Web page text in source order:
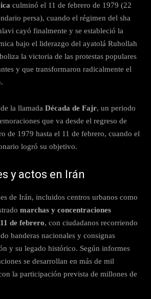
culminó el 11 de febrero de 1979 (22
persa), cuando el régimen del sha
cayó finalmente y se estableció la
bajo el liderazgo del ayatolá Ruhollah
la victoria de las protestas populares
y que transformaron radicalmente el
la llamada Década de Fajr, un periodo
que va desde el regreso de
de 1979 hasta el 11 de febrero, cuando el
logró su objetivo.
y actos en Irán
de Irán, incluidos centros urbanos como
marchas y concentraciones
de febrero, con ciudadanos recorriendo
banderas nacionales y consignas
y su legado histórico. Según informes
se desarrollan en más de mil
la participación prevista de millones de